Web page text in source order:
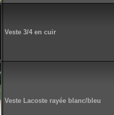
Veste 3/4 en cuir
Veste Lacoste rayée blanc/bleu